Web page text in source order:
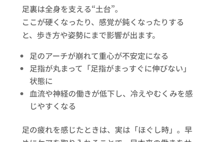
足裏は全身を支える“土台”。
ここが硬くなったり、感覚が鈍くなったりする
と、歩き方や姿勢にまで影響が出ます。
足のアーチが崩れて重心が不安定になる
足指が丸まって「足指がまっすぐに伸びない」
状態に
血流や神経の働きが低下し、冷えやむくみを感
じやすくなる
足の疲れを感じたときは、実は「ほぐし時」。早